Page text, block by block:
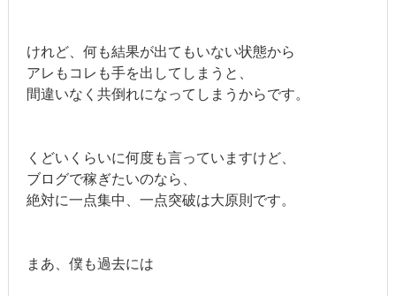
けれど、何も結果が出てもいない状態から
アレもコレも手を出してしまうと、
間違いなく共倒れになってしまうからです。
くどいくらいに何度も言っていますけど、
ブログで稼ぎたいのなら、
絶対に一点集中、一点突破は大原則です。
まあ、僕も過去には